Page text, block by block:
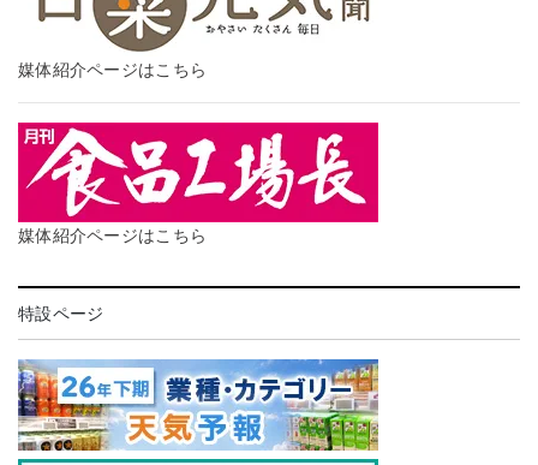
媒体紹介ページはこちら
媒体紹介ページはこちら
特設ページ